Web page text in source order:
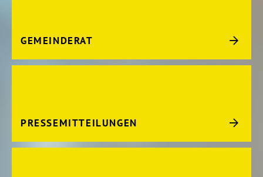
GEMEINDERAT
PRESSEMITTEILUNGEN